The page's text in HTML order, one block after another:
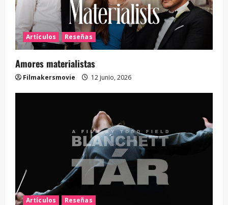
Artículos Reseñas
Amores materialistas
Filmakersmovie 12 junio, 2026
Artículos Reseñas